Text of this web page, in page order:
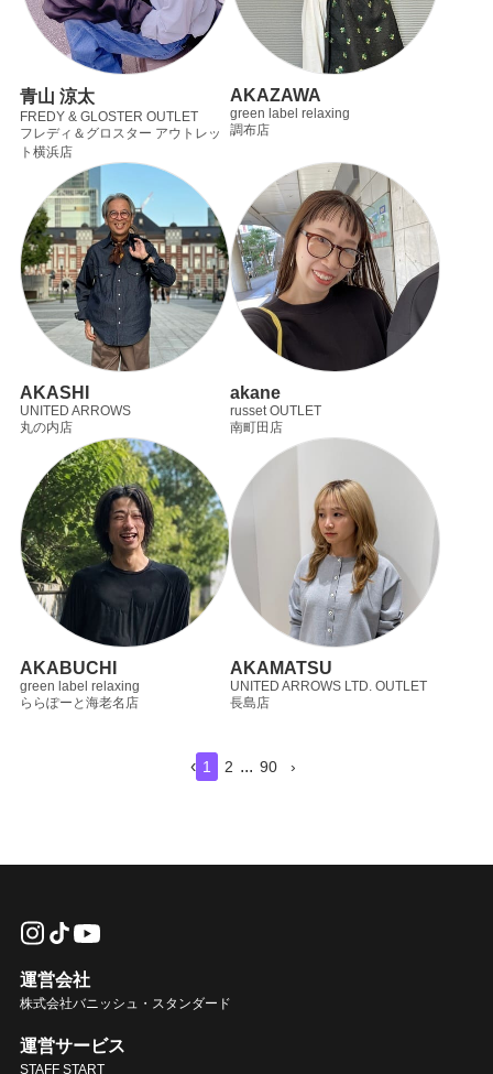
青山 涼太
FREDY & GLOSTER OUTLET
フレディ＆グロスター アウトレッ
ト横浜店
AKAZAWA
green label relaxing
調布店
AKASHI
UNITED ARROWS
丸の内店
akane
russet OUTLET
南町田店
AKABUCHI
green label relaxing
ららぽーと海老名店
AKAMATSU
UNITED ARROWS LTD. OUTLET
長島店
‹ 1 2 ... 90 ›
運営会社
株式会社バニッシュ・スタンダード
運営サービス
STAFF START